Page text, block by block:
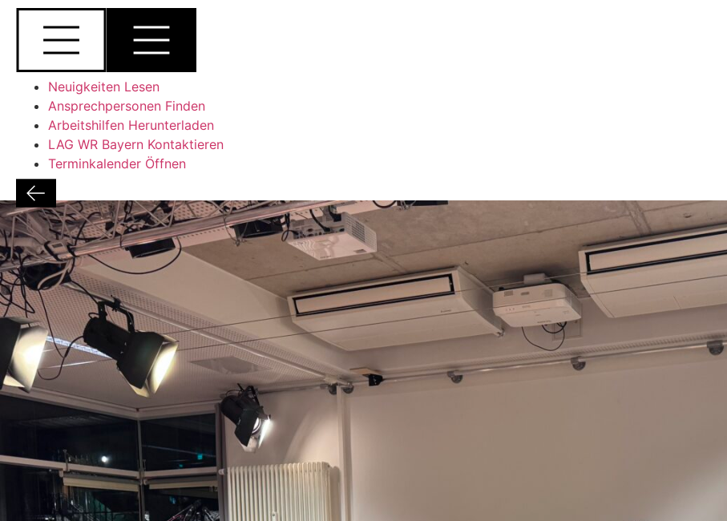
Neuigkeiten Lesen
Ansprechpersonen Finden
Arbeitshilfen Herunterladen
LAG WR Bayern Kontaktieren
Terminkalender Öffnen